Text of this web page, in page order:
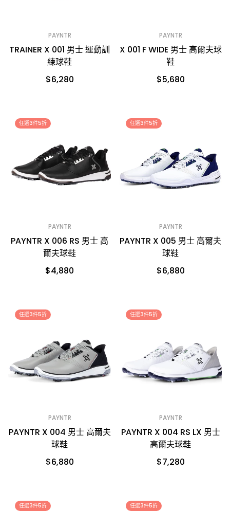
PAYNTR
TRAINER X 001 男士 運動訓
練球鞋
$6,280
PAYNTR
X 001 F WIDE 男士 高爾夫球
鞋
$5,680
任選3件5折
PAYNTR
PAYNTR X 006 RS 男士 高
爾夫球鞋
$4,880
任選3件5折
PAYNTR
PAYNTR X 005 男士 高爾夫
球鞋
$6,880
任選3件5折
PAYNTR
PAYNTR X 004 男士 高爾夫
球鞋
$6,880
任選3件5折
PAYNTR
PAYNTR X 004 RS LX 男士
高爾夫球鞋
$7,280
任選3件5折 任選3件5折